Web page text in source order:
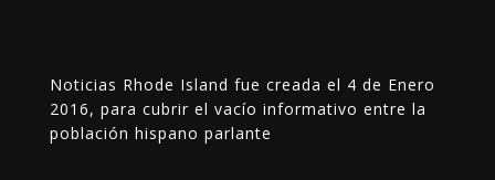
Noticias Rhode Island fue creada el 4 de Enero
2016, para cubrir el vacío informativo entre la
población hispano parlante